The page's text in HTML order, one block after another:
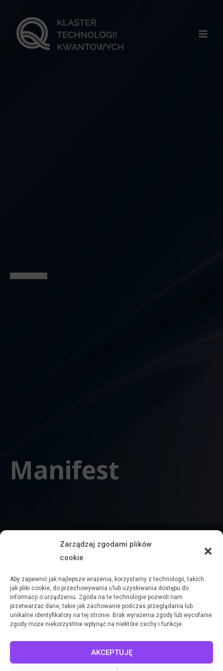
Zarządzaj zgodami plików
cookie
Aby zapewnić jak najlepsze wrażenia, korzystamy z technologii, takich
jak pliki cookie, do przechowywania i/lub uzyskiwania dostępu do
informacji o urządzeniu. Zgoda na te technologie pozwoli nam
przetwarzać dane, takie jak zachowanie podczas przeglądania lub
unikalne identyfikatory na tej stronie. Brak wyrażenia zgody lub wycofanie
zgody może niekorzystnie wpłynąć na niektóre cechy i funkcje.
AKCEPTUJĘ
Manifest
W październiku 2024 r. eksperci Klastra Q przygotowali
wskazujący na potrzebę ustanowienia Narodowego Programu
alokacji zasobów oraz transparentnym zasadom ich dystrybucji
program taki uczyni z Polski jeden z kluczowych ośrodków rozwoju
technologii kwantowych w skali globalnej. Komercjalizacja
opracowanych dzięki programowi rozwiązań znacząco przyczyni się
do wzrostu krajowego sektora zaawansowanych technologii,
zapewni zwiększenie technologicznej niezależności oraz odporności
na rosnące zagrożenia zewnętrzne.